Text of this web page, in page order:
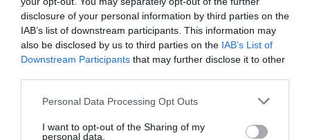
disclosure of your personal information by third parties on the
IAB’s list of downstream participants. This information may
also be disclosed by us to third parties on the IAB’s List of
Downstream Participants that may further disclose it to other
Personal Data Processing Opt Outs
I want to opt-out of the Sharing of my
personal data.
Υπήρξε όμως μια εμπειρία που απάλυνε τον
πόνο του. «Είχα έναόνειρο… σετεχνικολόρ
Καθόμουν δίπλα σε ένα ρυάκι στο δάσος, και
shirt με γιακά. Μου είπε, είμαι καλά. Όλα είναι
υπέροχα. Τα λέμε σε ένα λεπτό. Ξύπνησα, και